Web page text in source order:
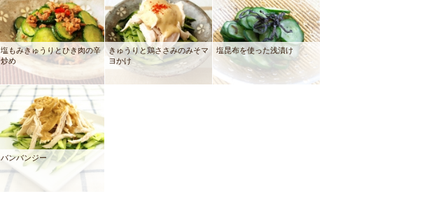
塩もみきゅうりとひき肉の辛
炒め
きゅうりと鶏ささみのみそマ
ヨかけ
塩昆布を使った浅漬け
バンバンジー